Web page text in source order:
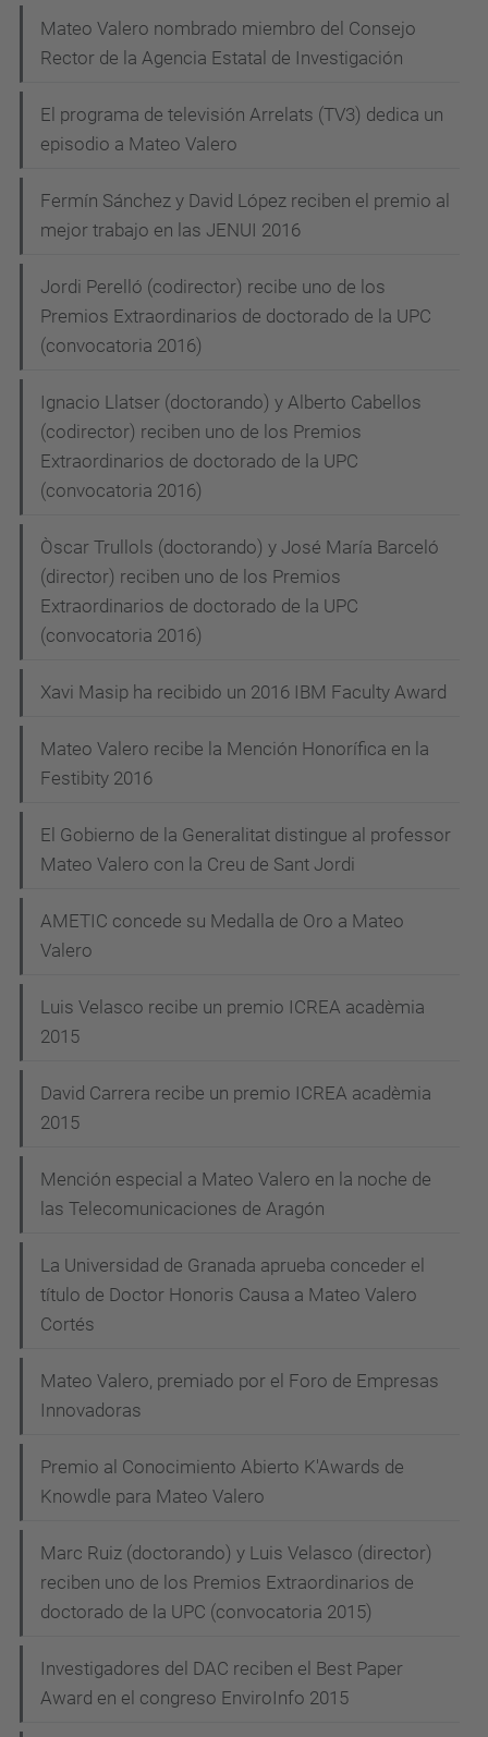
Mateo Valero nombrado miembro del Consejo
Rector de la Agencia Estatal de Investigación
El programa de televisión Arrelats (TV3) dedica un
episodio a Mateo Valero
Fermín Sánchez y David López reciben el premio al
mejor trabajo en las JENUI 2016
Jordi Perelló (codirector) recibe uno de los
Premios Extraordinarios de doctorado de la UPC
(convocatoria 2016)
Ignacio Llatser (doctorando) y Alberto Cabellos
(codirector) reciben uno de los Premios
Extraordinarios de doctorado de la UPC
(convocatoria 2016)
Òscar Trullols (doctorando) y José María Barceló
(director) reciben uno de los Premios
Extraordinarios de doctorado de la UPC
(convocatoria 2016)
Xavi Masip ha recibido un 2016 IBM Faculty Award
Mateo Valero recibe la Mención Honorífica en la
Festibity 2016
El Gobierno de la Generalitat distingue al professor
Mateo Valero con la Creu de Sant Jordi
AMETIC concede su Medalla de Oro a Mateo
Valero
Luis Velasco recibe un premio ICREA acadèmia
2015
David Carrera recibe un premio ICREA acadèmia
2015
Mención especial a Mateo Valero en la noche de
las Telecomunicaciones de Aragón
La Universidad de Granada aprueba conceder el
título de Doctor Honoris Causa a Mateo Valero
Cortés
Mateo Valero, premiado por el Foro de Empresas
Innovadoras
Premio al Conocimiento Abierto K'Awards de
Knowdle para Mateo Valero
Marc Ruiz (doctorando) y Luis Velasco (director)
reciben uno de los Premios Extraordinarios de
doctorado de la UPC (convocatoria 2015)
Investigadores del DAC reciben el Best Paper
Award en el congreso EnviroInfo 2015